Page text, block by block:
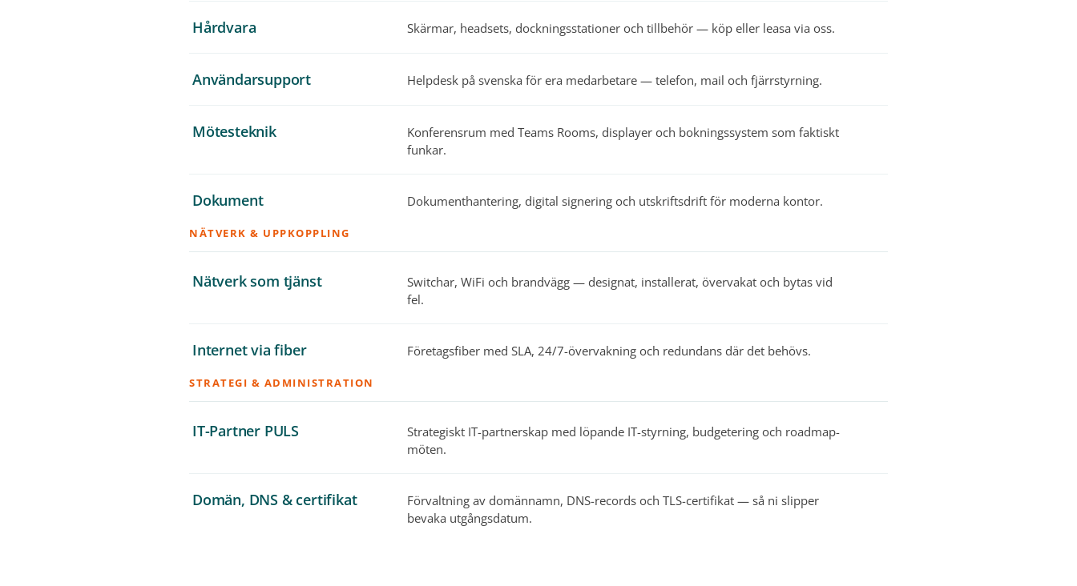
Hårdvara Skärmar, headsets, dockningsstationer och tillbehör — köp eller leasa via oss.
Användarsupport Helpdesk på svenska för era medarbetare — telefon, mail och fjärrstyrning.
Mötesteknik
Konferensrum med Teams Rooms, displayer och bokningssystem som faktiskt
funkar.
Dokument Dokumenthantering, digital signering och utskriftsdrift för moderna kontor.
NÄTVERK & UPPKOPPLING
Nätverk som tjänst
Switchar, WiFi och brandvägg — designat, installerat, övervakat och bytas vid
fel.
Internet via fiber Företagsfiber med SLA, 24/7-övervakning och redundans där det behövs.
STRATEGI & ADMINISTRATION
IT-Partner PULS
Strategiskt IT-partnerskap med löpande IT-styrning, budgetering och roadmap-
möten.
Domän, DNS & certifikat
Förvaltning av domännamn, DNS-records och TLS-certifikat — så ni slipper
bevaka utgångsdatum.